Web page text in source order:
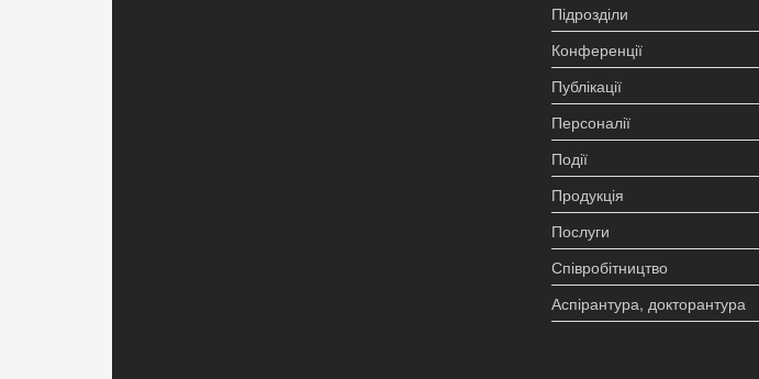
Підрозділи
Конференції
Публікації
Персоналії
Події
Продукція
Послуги
Співробітництво
Аспірантура, докторантура